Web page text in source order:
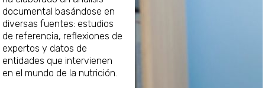
documental basándose en
diversas fuentes: estudios
de referencia, reflexiones de
expertos y datos de
entidades que intervienen
en el mundo de la nutrición.